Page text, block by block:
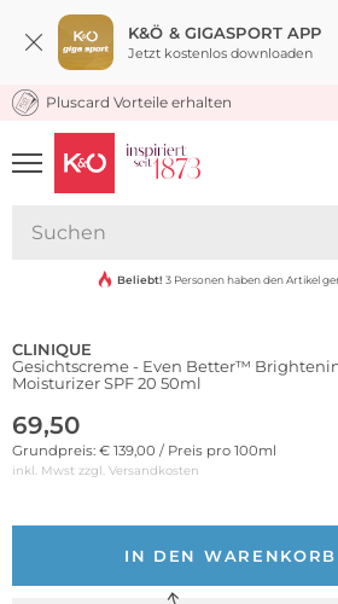
K&Ö & GIGASPORT APP
Jetzt kostenlos downloaden
KOSTENLOSER VERSAND* &
Pluscard Vorteile erhalten
UNSERE APP
CLICK &
Beliebt! 3 Personen haben den Artikel
CLINIQUE
Gesichtscreme - Even Better™
Moisturizer SPF 20 50ml
69,50
Grundpreis: € 139,00 / Preis pro 100ml
inkl. Mwst zzgl. Versandkosten
IN DEN WARENKORB